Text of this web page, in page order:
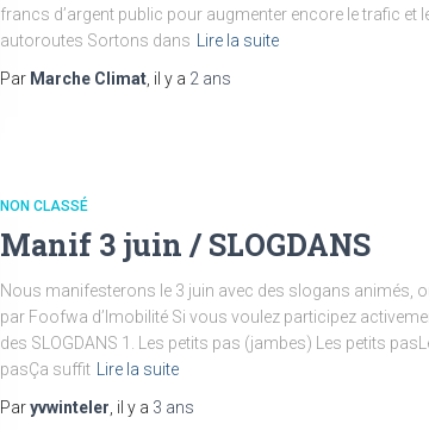
francs d’argent public pour augmenter encore le trafic et
autoroutes Sortons dans Lire la suite
Par Marche Climat, il y a 2 ans
NON CLASSÉ
Manif 3 juin / SLOGDANS
Nous manifesterons le 3 juin avec des slogans animés,
par Foofwa d’Imobilité Si vous voulez participez
des SLOGDANS 1. Les petits pas (jambes) Les petits
pasÇa suffit
Lire la suite
Paryvwinteler , il y a 3 ans